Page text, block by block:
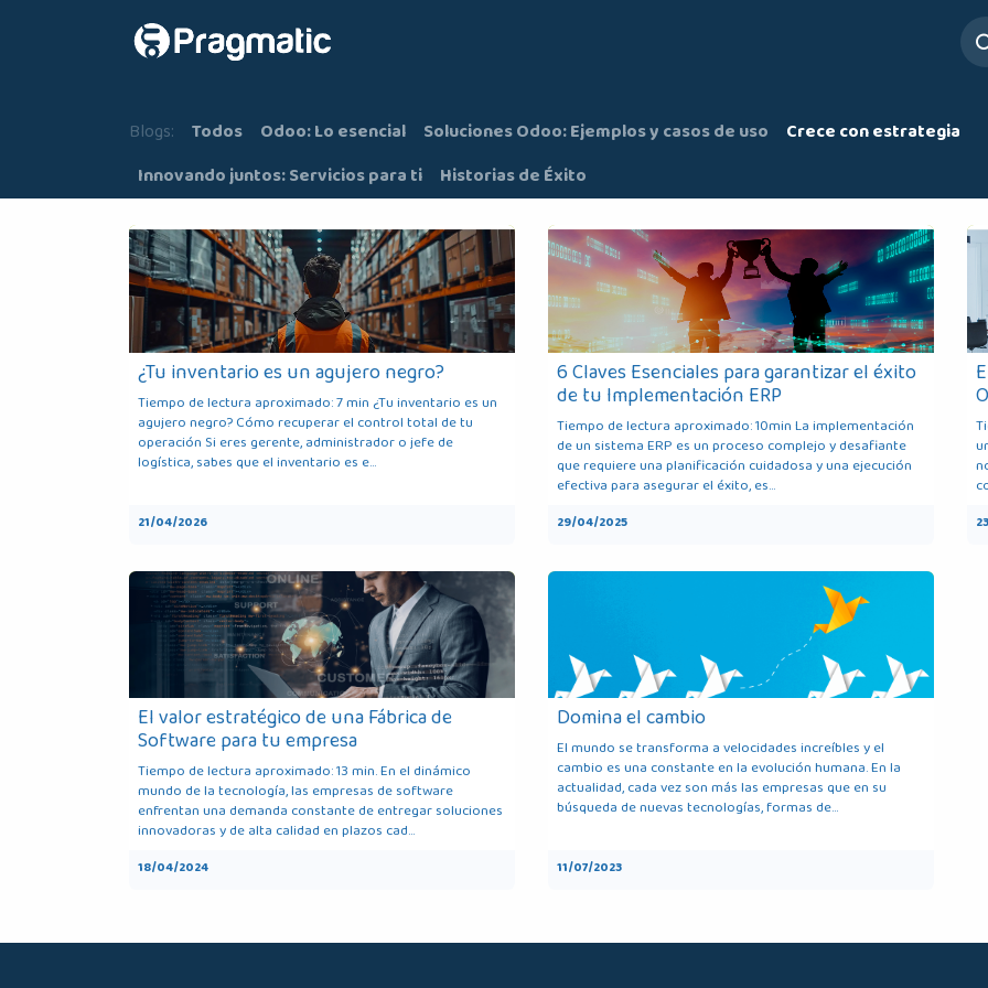
Blogs: Todos Odoo: Lo esencial Soluciones Odoo: Ejemplos y casos de uso
Crece con estrategia
Innovando juntos: Servicios para ti
Historias de Éxito
¿Tu inventario es un agujero negro?
Tiempo de lectura aproximado: 7 min ¿Tu inventario es un
agujero negro? Cómo recuperar el control total de tu
operación Si eres gerente, administrador o jefe de
logística, sabes que el inventario es e...
21/04/2026
6 Claves Esenciales para garantizar el éxito
de tu Implementación ERP
Tiempo de lectura aproximado: 10min La implementación
de un sistema ERP es un proceso complejo y desafiante
que requiere una planificación cuidadosa y una ejecución
efectiva para asegurar el éxito, es...
29/04/2025
El valor estratégico de una Fábrica de
Software para tu empresa
Tiempo de lectura aproximado: 13 min. En el dinámico
mundo de la tecnología, las empresas de software
enfrentan una demanda constante de entregar soluciones
innovadoras y de alta calidad en plazos cad...
18/04/2024
Domina el cambio
El mundo se transforma a velocidades increíbles y el
cambio es una constante en la evolución humana. En la
actualidad, cada vez son más las empresas que en su
búsqueda de nuevas tecnologías, formas de...
11/07/2023